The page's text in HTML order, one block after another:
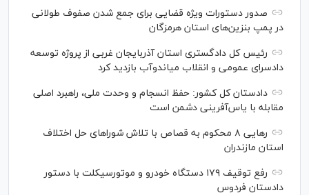
صدور دستورات ویژه قضایی برای جمع شدن صفوف طولانی
در پمپ بنزین‌های استان هرمزگان
رئیس کل دادگستری استان آذربایجان غربی از پروژه توسعه
دادسرای عمومی و انقلاب میاندوآب بازدید کرد
دادستان کل کشور: حفظ انسجام و وحدت ملی، راهبرد اصلی
مقابله با یاس‌آفرینی دشمن است
رهایی ۸ محکوم به قصاص با تلاش شورا‌های حل اختلاف
استان مازندران
رفع توقیف ۱۷۹ دستگاه خودرو و موتورسیکلت با دستور
دادستان فردوس